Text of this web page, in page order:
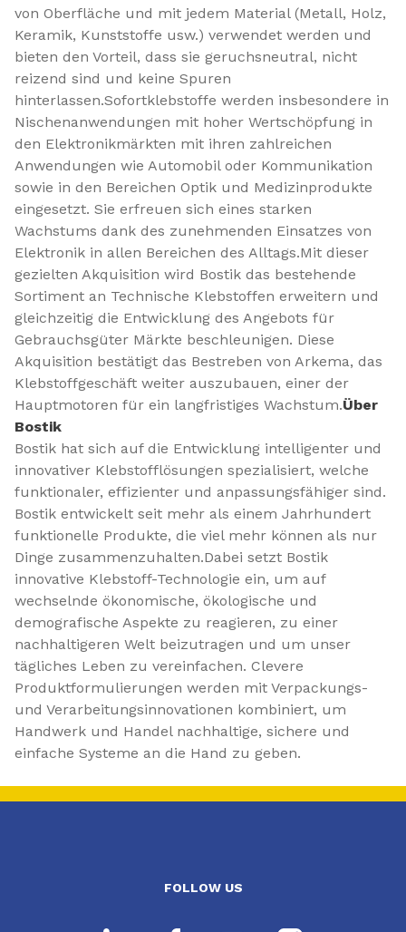
von Oberfläche und mit jedem Material (Metall, Holz,
Keramik, Kunststoffe usw.) verwendet werden und
bieten den Vorteil, dass sie geruchsneutral, nicht
reizend sind und keine Spuren
hinterlassen.Sofortklebstoffe werden insbesondere in
Nischenanwendungen mit hoher Wertschöpfung in
den Elektronikmärkten mit ihren zahlreichen
Anwendungen wie Automobil oder Kommunikation
sowie in den Bereichen Optik und Medizinprodukte
eingesetzt. Sie erfreuen sich eines starken
Wachstums dank des zunehmenden Einsatzes von
Elektronik in allen Bereichen des Alltags.Mit dieser
gezielten Akquisition wird Bostik das bestehende
Sortiment an Technische Klebstoffen erweitern und
gleichzeitig die Entwicklung des Angebots für
Gebrauchsgüter Märkte beschleunigen. Diese
Akquisition bestätigt das Bestreben von Arkema, das
Klebstoffgeschäft weiter auszubauen, einer der
Hauptmotoren für ein langfristiges Wachstum.Über
Bostik
Bostik hat sich auf die Entwicklung intelligenter und
innovativer Klebstofflösungen spezialisiert, welche
funktionaler, effizienter und anpassungsfähiger sind.
Bostik entwickelt seit mehr als einem Jahrhundert
funktionelle Produkte, die viel mehr können als nur
Dinge zusammenzuhalten.Dabei setzt Bostik
innovative Klebstoff-Technologie ein, um auf
wechselnde ökonomische, ökologische und
demografische Aspekte zu reagieren, zu einer
nachhaltigeren Welt beizutragen und um unser
tägliches Leben zu vereinfachen. Clevere
Produktformulierungen werden mit Verpackungs-
und Verarbeitungsinnovationen kombiniert, um
Handwerk und Handel nachhaltige, sichere und
einfache Systeme an die Hand zu geben.
FOLLOW US